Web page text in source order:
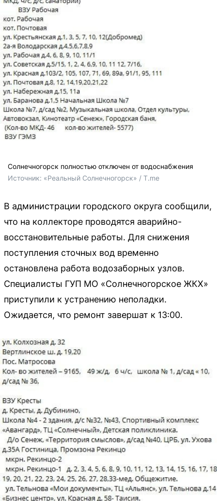
Солнечногорск полностью отключен от водоснабжения
Источник: «Реальный Солнечногорск» / T.me
В администрации городского округа сообщили,
что на коллекторе проводятся аварийно-
восстановительные работы. Для снижения
поступления сточных вод временно
остановлена работа водозаборных узлов.
Специалисты ГУП МО «Солнечногорское ЖКХ»
приступили к устранению неполадки.
Ожидается, что ремонт завершат к 13:00.